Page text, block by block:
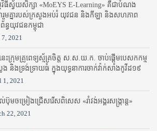
វិធីស្វ័យសិក្សា «MoEYS E-Learning» គឺជាបំណង
នារួមគ្នារបស់ក្រសួងអប់រំ​ យុវជន និងកីឡា និងសហភាព
ធយុវជនកម្ពុជា
2021
នេះក្រុមគ្រូពេទ្យស្ម័គ្រចិត្ត ស.ស.យ.ក. ចាប់ផ្តើមបេសកកម្ម
បូង និងទ្រង់ទ្រាយធំ ក្នុងយុទ្ធនាការចាក់វ៉ាក់សាំងកូវីដ១៩
1, 2021
ប៊ុមចម្រៀងជ្រើសរើសពិសេស «រាំវង់អង្គរសង្ក្រាន្ត»
22, 2021